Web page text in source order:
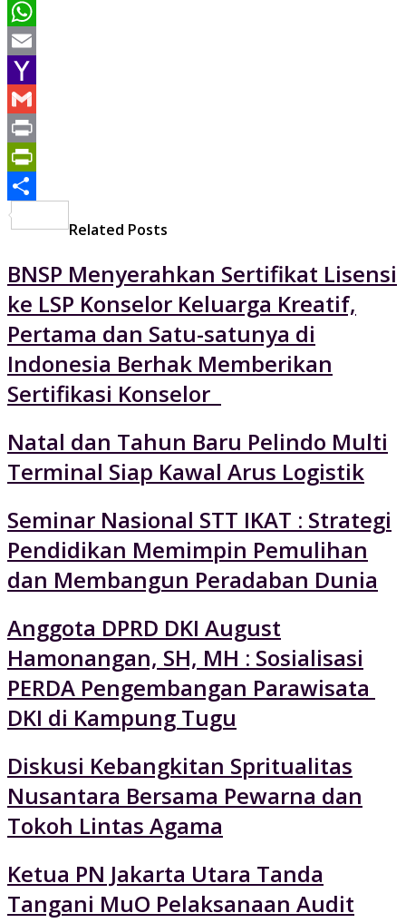
Pinterest
WhatsApp
Email
Yahoo
Mail
Gmail
Print
PrintFriendly
Related Posts
BNSP Menyerahkan Sertifikat Lisensi
ke LSP Konselor Keluarga Kreatif,
Pertama dan Satu-satunya di
Indonesia Berhak Memberikan
Sertifikasi Konselor
Natal dan Tahun Baru Pelindo Multi
Terminal Siap Kawal Arus Logistik
Seminar Nasional STT IKAT : Strategi
Pendidikan Memimpin Pemulihan
dan Membangun Peradaban Dunia
Anggota DPRD DKI August
Hamonangan, SH, MH : Sosialisasi
PERDA Pengembangan Parawisata
DKI di Kampung Tugu
Diskusi Kebangkitan Spritualitas
Nusantara Bersama Pewarna dan
Tokoh Lintas Agama
Ketua PN Jakarta Utara Tanda
Tangani MuO Pelaksanaan Audit